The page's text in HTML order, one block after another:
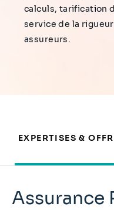
calculs, tarification
service de la
assureurs.
EXPERTISES &
Assurance